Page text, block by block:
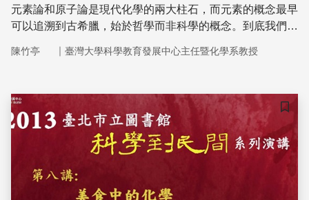
元素論和原子論是現代化學的兩大柱石，而元素的概念最早
可以追溯到古希臘，始於哲學而非科學的概念。到底我們對
陳竹亭 ｜ 臺灣大學科學教育發展中心主任暨化學系教授
儲存